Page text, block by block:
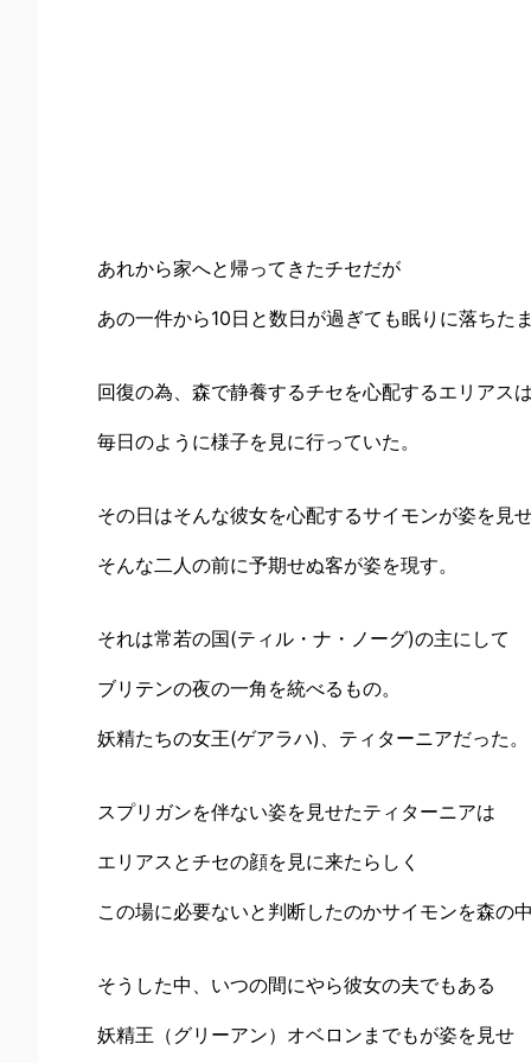
あれから家へと帰ってきたチセだが
あの一件から10日と数日が過ぎても眠りに落ちた
回復の為、森で静養するチセを心配するエリアスは
毎日のように様子を見に行っていた。
その日はそんな彼女を心配するサイモンが姿を見
そんな二人の前に予期せぬ客が姿を現す。
それは常若の国(ティル・ナ・ノーグ)の主にして
ブリテンの夜の一角を統べるもの。
妖精たちの女王(ゲアラハ)、ティターニアだった。
スプリガンを伴ない姿を見せたティターニアは
エリアスとチセの顔を見に来たらしく
この場に必要ないと判断したのかサイモンを森の
そうした中、いつの間にやら彼女の夫でもある
妖精王（グリーアン）オベロンまでもが姿を見せ